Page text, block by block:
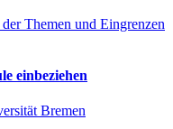
Themen und Eingrenzen
einbeziehen
Bremen